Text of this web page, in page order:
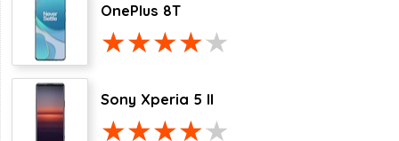
OnePlus 8T
Sony Xperia 5 II